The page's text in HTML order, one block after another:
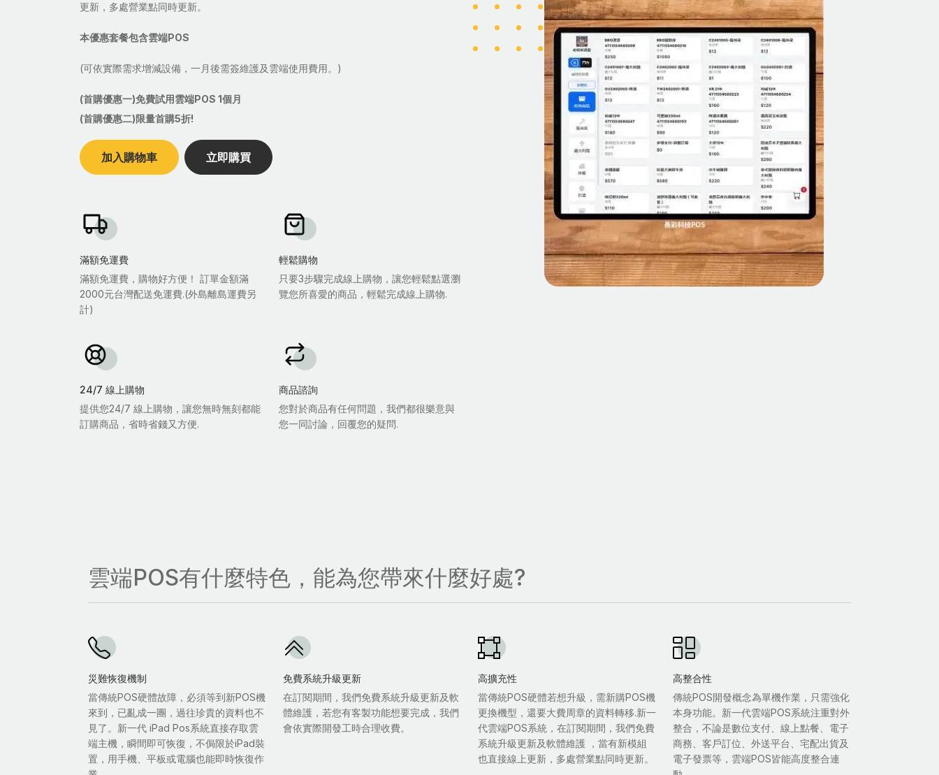
更新，多處營業點同時更新。
本優惠套餐包含雲端POS
(可依實際需求增減設備，一月後需簽維護及雲端使用費用。)
(首購優惠一)免費試用雲端POS 1個月
(首購優惠二)限量首購5折!
加入購物車 立即購買
滿額免運費
滿額免運費，購物好方便！ 訂單金額滿
2000元台灣配送免運費.(外島離島運費另
計)
輕鬆購物
只要3步驟完成線上購物，讓您輕鬆點選瀏
覽您所喜愛的商品，輕鬆完成線上購物.
24/7 線上購物
提供您24/7 線上購物，讓您無時無刻都能
訂購商品，省時省錢又方便.
商品諮詢
您對於商品有任何問題，我們都很樂意與
您一同討論，回覆您的疑問.
雲端POS有什麼特色，能為您帶來什麼好處?
災難恢復機制
當傳統POS硬體故障，必須等到新POS機
來到，已亂成一團，過往珍貴的資料也不
見了。新一代 iPad Pos系統直接存取雲
端主機，瞬間即可恢復，不侷限於iPad裝
置，用手機、平板或電腦也能即時恢復作
免費系統升級更新
在訂閱期間，我們免費系統升級更新及軟
體維護，若您有客製功能想要完成，我們
會依實際開發工時合理收費。
高擴充性
當傳統POS硬體若想升級，需新購POS機
更換機型，還要大費周章的資料轉移.新一
代雲端POS系統，在訂閱期間，我們免費
系統升級更新及軟體維護 ，當有新模組
也直接線上更新，多處營業點同時更新。
高整合性
傳統POS開發概念為單機作業，只需強化
本身功能。新一代雲端POS系統注重對外
整合，不論是數位支付、線上點餐、電子
商務、客戶訂位、外送平台、宅配出貨及
電子發票等，雲端POS皆能高度整合連